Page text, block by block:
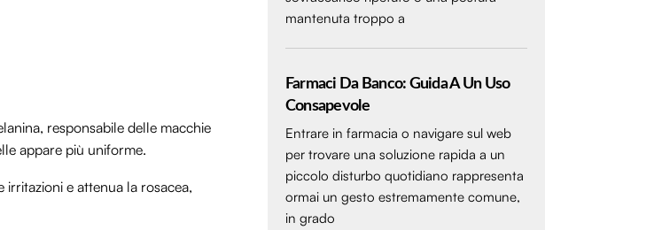
responsabile delle macchie
appare più uniforme.
e attenua la rosacea,
mantenuta troppo a
Farmaci Da Banco: Guida A Un Uso
Consapevole
Entrare in farmacia o navigare sul web
per trovare una soluzione rapida a un
piccolo disturbo quotidiano rappresenta
ormai un gesto estremamente comune,
in grado